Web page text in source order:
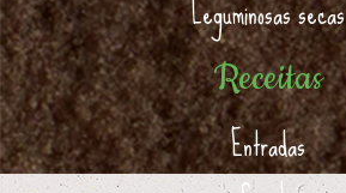
Leguminosas secas
Receitas
Entradas